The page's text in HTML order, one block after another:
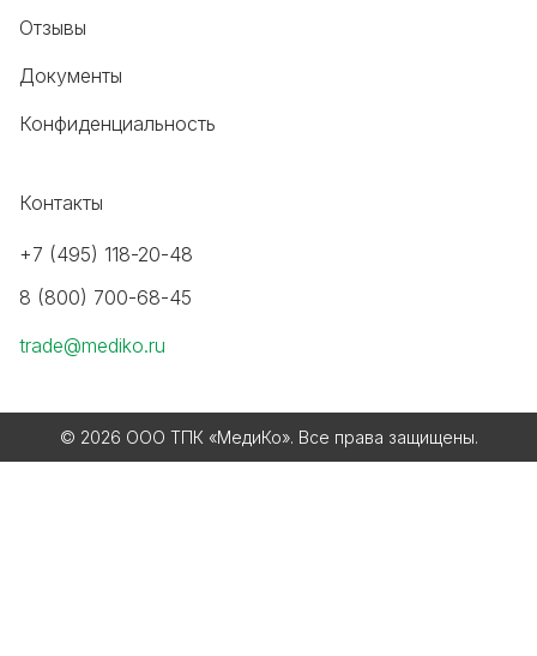
Отзывы
Документы
Конфиденциальность
Контакты
+7 (495) 118-20-48
8 (800) 700-68-45
trade@mediko.ru
© 2026 ООО ТПК «МедиКо». Все права защищены.